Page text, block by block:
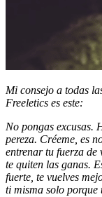
Mi consejo a todas
Freeletics es este:
No pongas excusas.
pereza. Créeme, es
entrenar tu fuerza de
te quiten las ganas.
fuerte, te vuelves
ti misma solo